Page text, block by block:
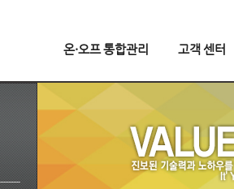
온·오프 통합관리 고객 센터